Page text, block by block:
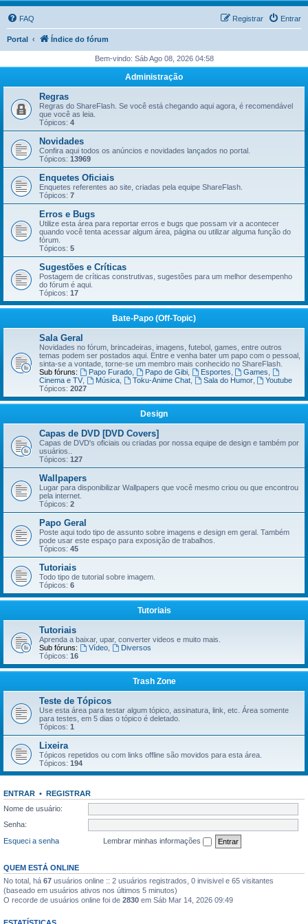
FAQ Entrar
Registrar
Portal Índice do fórum
Bem-vindo: Sáb Ago 08, 2026 04:58
Administração
Regras
Regras do ShareFlash. Se você está chegando aqui agora, é recomendável
que você as leia.
Tópicos: 4
Novidades
Confira aqui todos os anúncios e novidades lançados no portal.
Tópicos: 13969
Enquetes Oficiais
Enquetes referentes ao site, criadas pela equipe ShareFlash.
Tópicos: 7
Erros e Bugs
Utilize esta área para reportar erros e bugs que possam vir a acontecer
quando você tenta acessar algum área, página ou utilizar alguma função do
fórum.
Tópicos: 5
Sugestões e Críticas
Postagem de críticas construtivas, sugestões para um melhor desempenho
do fórum é aqui.
Tópicos: 17
Bate-Papo (Off-Topic)
Sala Geral
Novidades no fórum, brincadeiras, imagens, futebol, games, entre outros
temas podem ser postados aqui. Entre e venha bater um papo com o pessoal,
sinta-se a vontade, torne-se um membro mais conhecido no ShareFlash.
Sub fóruns:
Papo Furado, Papo de Gibi, Esportes Games
Cinema e TV, Música, Toku-Anime Chat, Sala do Humor,
Youtube
Tópicos: 2027
Design
Capas de DVD [DVD Covers]
Capas de DVD's oficiais ou criadas por nossa equipe de design e também por
usuários..
Tópicos: 127
Wallpapers
Lugar para disponibilizar Wallpapers que você mesmo criou ou que encontrou
pela internet.
Tópicos: 2
Papo Geral
Poste aqui todo tipo de assunto sobre imagens e design em geral. Também
pode usar este espaço para exposição de trabalhos.
Tópicos: 45
Tutoriais
Todo tipo de tutorial sobre imagem.
Tópicos: 6
Tutoriais
Tutoriais
Aprenda a baixar, upar, converter videos e muito mais.
Sub fóruns:
Vídeo,
Diversos
Tópicos: 16
Trash Zone
Teste de Tópicos
Use esta área para testar algum tópico, assinatura, link, etc. Área somente
para testes, em 5 dias o tópico é deletado.
Tópicos: 1
Lixeira
Tópicos repetidos ou com links offline são movidos para esta área.
Tópicos: 194
ENTRAR • REGISTRAR
Nome de usuário:
Senha:
Esqueci a senha
Lembrar minhas informações
QUEM ESTÁ ONLINE
No total, há 67 usuários online :: 2 usuários registrados, 0 invisivel e 65 visitantes
(baseado em usuários ativos nos últimos 5 minutos)
O recorde de usuários online foi de 2830 em Sáb Mar 14, 2026 09:49
ESTATÍSTICAS